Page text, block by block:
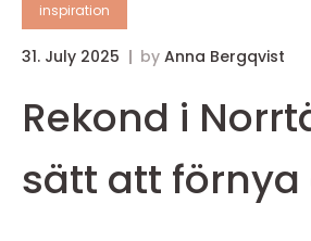
inspiration
31. July 2025 by Anna Bergqvist
Rekond i
sätt att förnya